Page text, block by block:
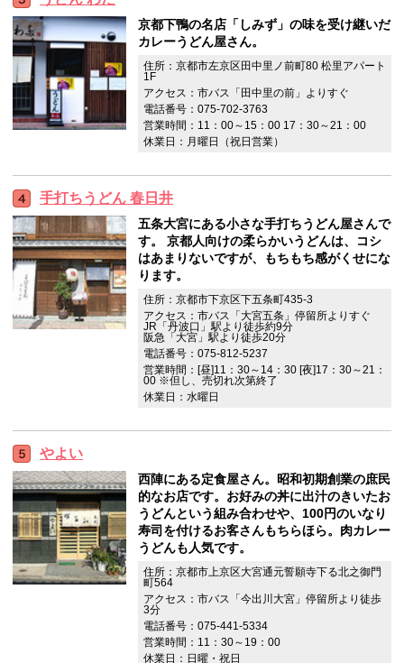
京都下鴨の名店「しみず」の味を受け継いだ
カレーうどん屋さん。
住所：京都市左京区田中里ノ前町80 松里アパート
1F
アクセス：市バス「田中里の前」よりすぐ
電話番号：075-702-3763
営業時間：11：00～15：00 17：30～21：00
休業日：月曜日（祝日営業）
手打ちうどん 春日井
五条大宮にある小さな手打ちうどん屋さんで
す。 京都人向けの柔らかいうどんは、コシ
はあまりないですが、もちもち感がくせにな
ります。
住所：京都市下京区下五条町435-3
アクセス：市バス「大宮五条」停留所よりすぐ
JR「丹波口」駅より徒歩約9分
阪急「大宮」駅より徒歩20分
電話番号：075-812-5237
営業時間：[昼]11：30～14：30 [夜]17：30～21：
00 ※但し、売切れ次第終了
休業日：水曜日
やよい
西陣にある定食屋さん。昭和初期創業の庶民
的なお店です。お好みの丼に出汁のきいたお
うどんという組み合わせや、100円のいなり
寿司を付けるお客さんもちらほら。肉カレー
うどんも人気です。
住所：京都市上京区大宮通元誓願寺下る北之御門
町564
アクセス：市バス「今出川大宮」停留所より徒歩
3分
電話番号：075-441-5334
営業時間：11：30～19：00
休業日：日曜・祝日